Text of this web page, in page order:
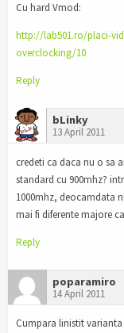
Cu hard Vmod:
http://lab501.ro/placi-
overclocking/10
Reply
bLinky
13 April 2011
credeti ca daca nu o sa
standard cu 900mhz?
1000mhz, deocamdata
mai fi diferente majore
Reply
poparamiro
14 April 2011
Cumpara linistit